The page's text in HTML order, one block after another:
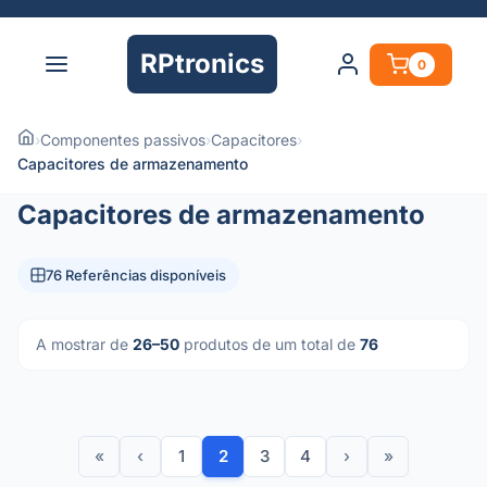
RPtronics 0
›Componentes passivos›Capacitores›
Capacitores de armazenamento
Capacitores de armazenamento
76 Referências disponíveis
A mostrar de 26–50 produtos de um total de 76
« ‹ 1 2 3 4 › »